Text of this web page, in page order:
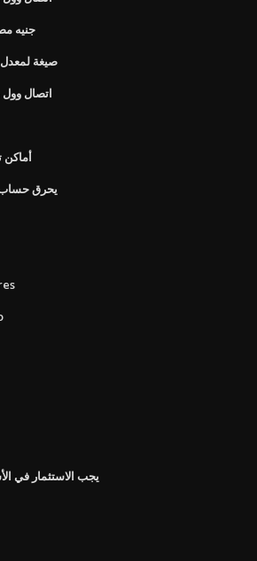
جنيه
صيغة لمعدل
اتصال وول
أماكن
يحرق حساب
يجب الاستثمار في